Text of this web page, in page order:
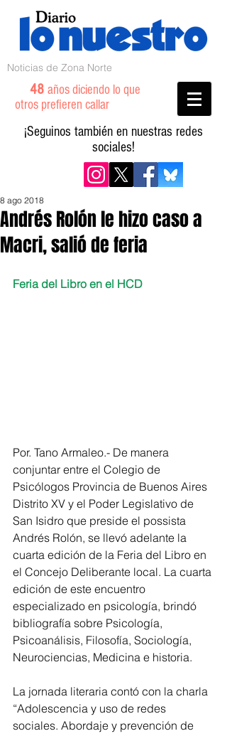
Noticias de Zona Norte
48 años diciendo lo que
otros prefieren callar
¡Seguinos también en nuestras redes
sociales!
Andrés Rolón le hizo caso a
Macri, salió de feria
8 ago 2018
Feria del Libro en el HCD
Por. Tano Armaleo.- De manera
conjuntar entre el Colegio de
Psicólogos Provincia de Buenos Aires
Distrito XV y el Poder Legislativo de
San Isidro que preside el possista
Andrés Rolón, se llevó adelante la
cuarta edición de la Feria del Libro en
el Concejo Deliberante local. La cuarta
edición de este encuentro
especializado en psicología, brindó
bibliografía sobre Psicología,
Psicoanálisis, Filosofía, Sociología,
Neurociencias, Medicina e historia.
La jornada literaria contó con la charla
“Adolescencia y uso de redes
sociales. Abordaje y prevención de